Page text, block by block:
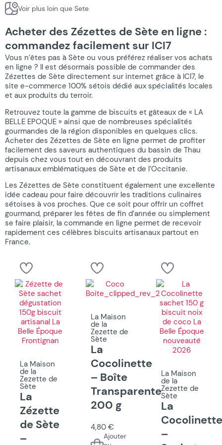
Voir plus loin que Sete
Acheter des Zézettes de Sète en ligne :
commandez facilement sur ICI7
Vous n’êtes pas à Sète ou vous préférez réaliser vos achats
en ligne ? Il est désormais possible de commander des
Zézettes de Sète directement sur internet grâce à ICI7, le
site e-commerce 100% sétois dédié aux spécialités locales
et aux produits du terroir.
Retrouvez toute la gamme de biscuits et gâteaux de « LA
BELLE EPOQUE » ainsi que de nombreuses spécialités
gourmandes de la région disponibles en quelques clics.
Acheter des Zézettes de Sète en ligne permet de profiter
facilement des saveurs authentiques du bassin de Thau
depuis chez vous tout en découvrant des produits
artisanaux emblématiques de Sète et de l’Occitanie.
Les Zézettes de Sète constituent également une excellente
idée cadeau pour faire découvrir les traditions culinaires
sétoises à vos proches. Que ce soit pour offrir un coffret
gourmand, préparer les fêtes de fin d’année ou simplement
se faire plaisir, la commande en ligne permet de recevoir
rapidement ces célèbres biscuits artisanaux partout en
France.
La Maison
de la
Zezette de
Sète
La
Zézette
de Sète
–
La Maison
de la
Zezette de
Sète
La
Cocolinette
– Boîte
Transparente
200 g
4,80 €
Ajouter
La Maison
de la
Zezette de
Sète
La
–